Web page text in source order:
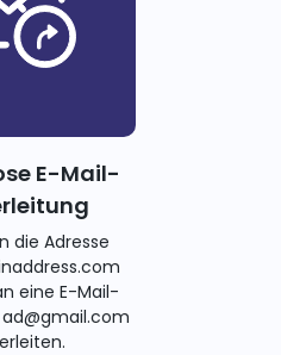
E-Mail-
die Adresse
eine E-Mail-